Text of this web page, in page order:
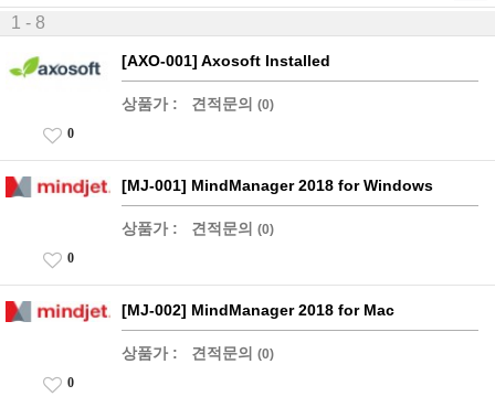
1 - 8
[AXO-001] Axosoft Installed
상품가 : 견적문의 (0)
0
[MJ-001] MindManager 2018 for Windows
상품가 : 견적문의 (0)
0
[MJ-002] MindManager 2018 for Mac
상품가 : 견적문의 (0)
0